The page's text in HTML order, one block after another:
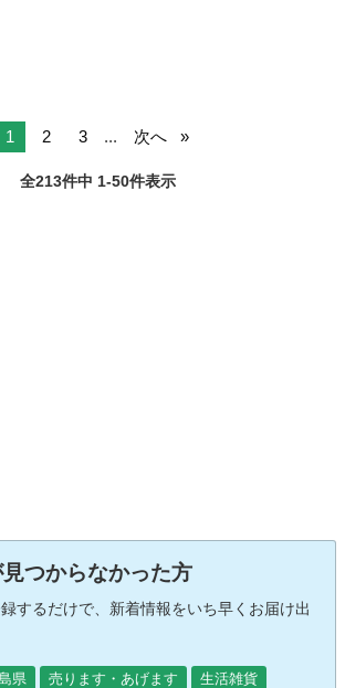
1 2 3 ... 次へ
全213件中 1-50件表示
つからなかった方
するだけで、新着情報をいち早くお届け出
県 売ります・あげます
生活雑貨